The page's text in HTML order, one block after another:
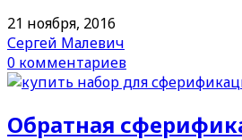
21 ноября, 2016
Сергей Малевич
0 комментариев
Обратная